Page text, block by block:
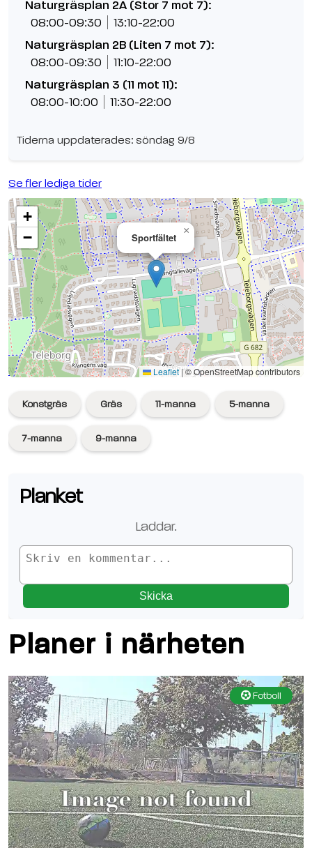
Naturgräsplan 2A (Stor 7 mot 7):
08:00-09:30 13:10-22:00
Naturgräsplan 2B (Liten 7 mot 7):
08:00-09:30 11:10-22:00
Naturgräsplan 3 (11 mot 11):
08:00-10:00 11:30-22:00
Tiderna uppdaterades: söndag 9/8
Se fler lediga tider
Sportfältet
×
+
−
Leaflet |© OpenStreetMap contributors
Se planen på Google Maps
Konstgräs Gräs 11-manna 5-manna
7-manna 9-manna
Planket
Laddar.
Skicka
Planer i närheten
Fotboll